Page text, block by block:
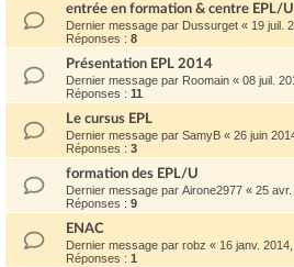
entrée en formation & centre EPL/
Dernier message par Dussurget « 19 juil.
Réponses : 8
Présentation EPL 2014
Dernier message par Roomain « 08 juil.
Réponses : 11
Le cursus EPL
Dernier message par SamyB « 26 juin
Réponses : 3
formation des EPL/U
Dernier message par Airone2977 « 25
Réponses : 9
ENAC
Dernier message par robz « 16 janv.
Réponses : 1